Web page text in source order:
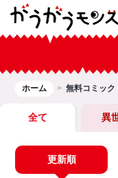
ホーム 無料コミック
全て 異
更新順